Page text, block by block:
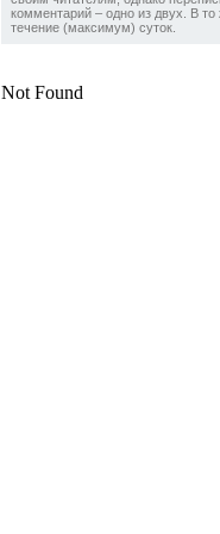
комментарий – одно из двух. В
течение (максимум) суток.
Not Found